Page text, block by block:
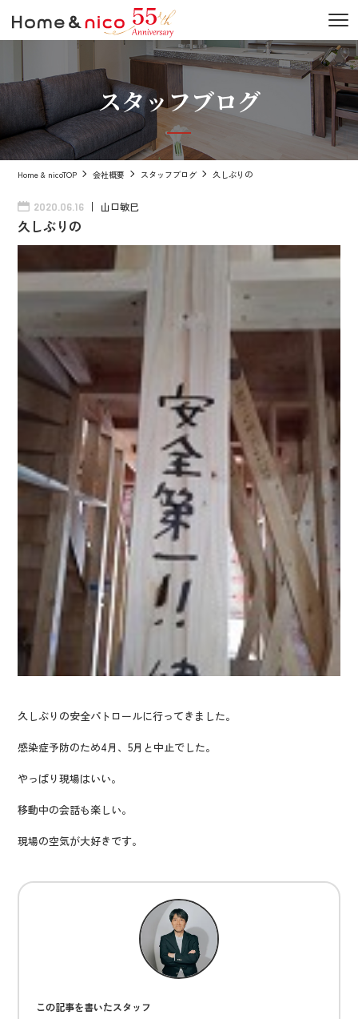
スタッフブログ
Home & nicoTOP 会社概要 スタッフブログ 久しぶりの
2020.06.16 山口敏巳
久しぶりの
久しぶりの安全パトロールに行ってきました。
感染症予防のため4月、5月と中止でした。
やっぱり現場はいい。
移動中の会話も楽しい。
現場の空気が大好きです。
この記事を書いたスタッフ